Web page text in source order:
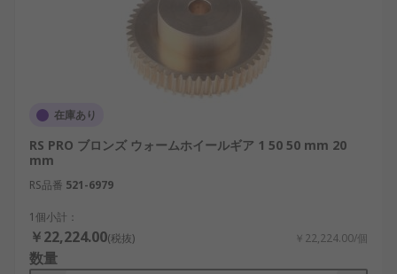
在庫あり
RS PRO ブロンズ ウォームホイールギア 1 50 50 mm 20
mm
RS品番 521-6979
1個小計：
￥22,224.00(税抜) ￥22,224.00/個
数量